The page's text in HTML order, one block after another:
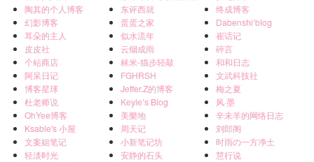
陶其的个人博客
幻影博客
耳朵的主人
皮皮社
个站商店
阿呆日记
博客星球
杜老师说
OhYee博客
Ksable's 小屋
文案姐笔记
轻淡时光
东评西就
蛋蛋之家
似水流年
云烟成雨
秫米-猫步轻敲
FGHRSH
Jeffer.Z的博客
Keyle’s Blog
美樂地
周天记
小新笔记坊
安静的石头
终成博客
Dabenshi‘blog
崔话记
碎言
和和日志
文武科技社
梅之夏
风·墨
辛未羊的网络日志
刘郎阁
时雨の一方净土
慧行说